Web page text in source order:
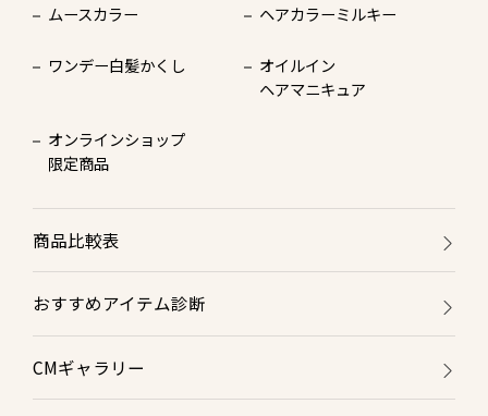
ムースカラー ヘアカラーミルキー
ワンデー白髪かくし
オイルイン
ヘアマニキュア
オンラインショップ
限定商品
商品比較表
おすすめアイテム診断
CMギャラリー